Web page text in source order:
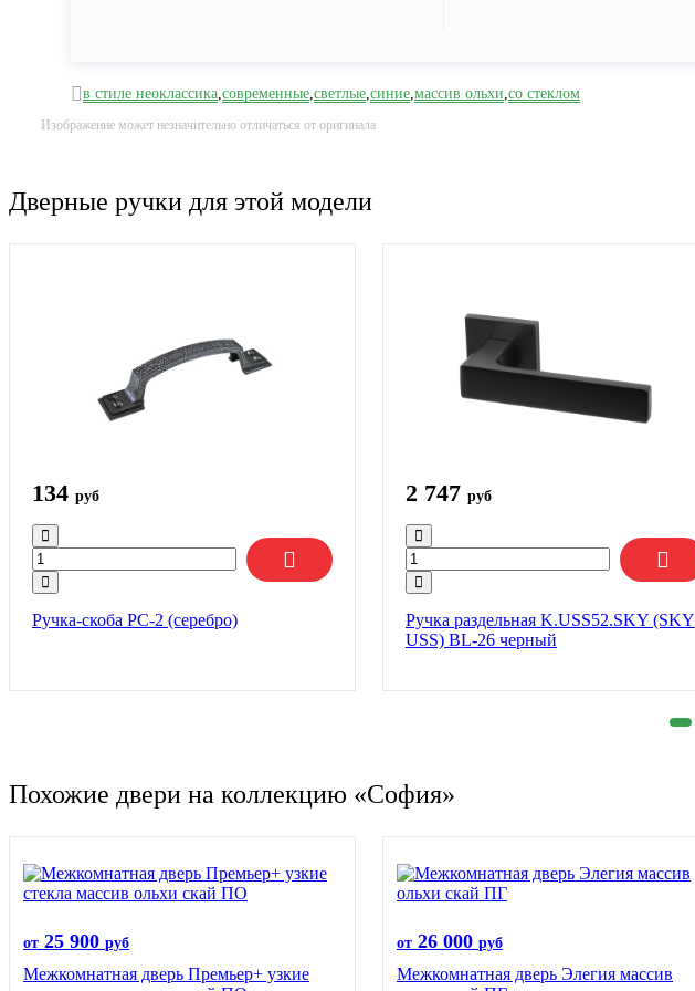
в стиле неоклассика,современные,светлые,синие,массив ольхи,со стеклом
Изображение может незначительно отличаться от оригинала
Дверные ручки для этой модели
134 руб
Ручка-скоба РС-2 (серебро)
2 747 руб
Ручка раздельная K.USS52.SKY (SKY
USS) BL-26 черный
Похожие двери на коллекцию «София»
от 25 900 руб
Межкомнатная дверь Премьер+ узкие
от 26 000 руб
Межкомнатная дверь Элегия массив